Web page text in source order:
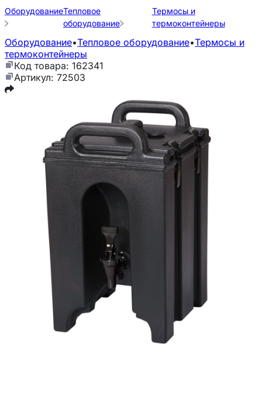
ОборудованиеТепловое
оборудование
Термосы и
термоконтейнеры
Оборудование•Тепловое оборудование•Термосы и
термоконтейнеры
Код товара: 162341
Артикул: 72503